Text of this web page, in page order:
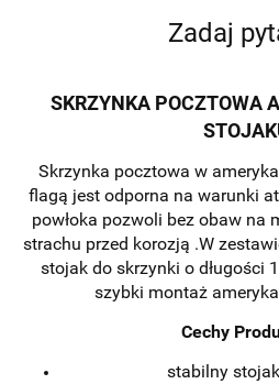
Zadaj
SKRZYNKA POCZTOWA
Skrzynka pocztowa w
flagą jest odporna na warunki
powłoka pozwoli bez obaw na
strachu przed korozją .W
stojak do skrzynki o długości
szybki montaż
Cechy
stabilny